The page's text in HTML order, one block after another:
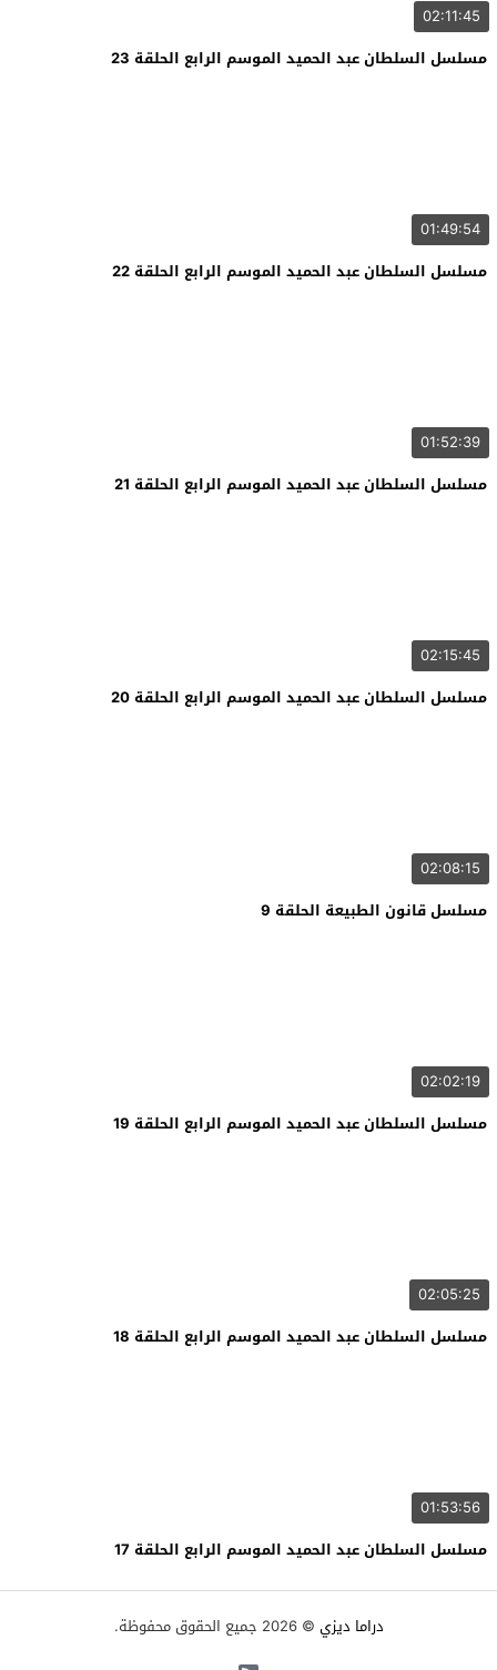
02:11:45
مسلسل السلطان عبد الحميد الموسم الرابع الحلقة 23
01:49:54
مسلسل السلطان عبد الحميد الموسم الرابع الحلقة 22
01:52:39
مسلسل السلطان عبد الحميد الموسم الرابع الحلقة 21
02:15:45
مسلسل السلطان عبد الحميد الموسم الرابع الحلقة 20
02:08:15
مسلسل قانون الطبيعة الحلقة 9
02:02:19
مسلسل السلطان عبد الحميد الموسم الرابع الحلقة 19
02:05:25
مسلسل السلطان عبد الحميد الموسم الرابع الحلقة 18
01:53:56
مسلسل السلطان عبد الحميد الموسم الرابع الحلقة 17
دراما ديزي © 2026 جميع الحقوق محفوظة.